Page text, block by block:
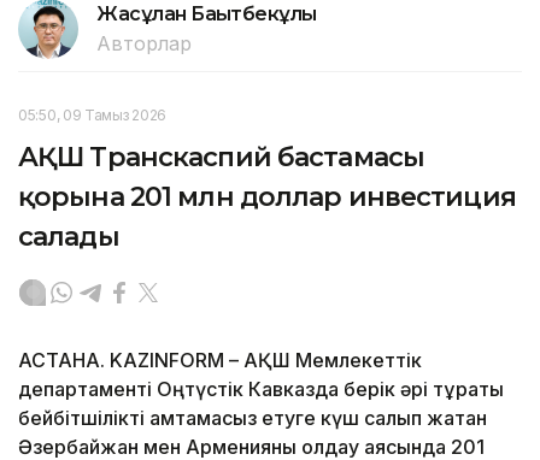
Жасұлан Бақытбекұлы
Авторлар
05:50, 09 Тамыз 2026
АҚШ Транскаспий бастамасы
қорына 201 млн доллар инвестиция
салады
АСТАНА. KAZINFORM – АҚШ Мемлекеттік
департаменті Оңтүстік Кавказда берік әрі тұрақты
бейбітшілікті қамтамасыз етуге күш салып жатқан
Әзербайжан мен Арменияны қолдау аясында 201